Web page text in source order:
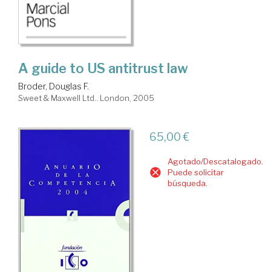
A guide to US antitrust law
Broder, Douglas F.
Sweet & Maxwell Ltd.. London, 2005
65,00 €
Agotado/Descatalogado.
Puede solicitar
búsqueda.